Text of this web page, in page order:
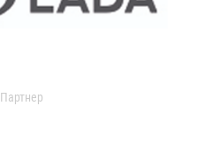
Партнер